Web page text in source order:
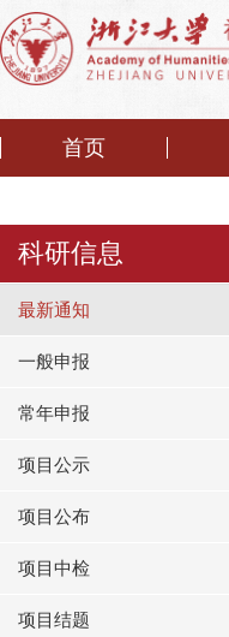
首页
科研信息
最新通知
一般申报
常年申报
项目公示
项目公布
项目中检
项目结题